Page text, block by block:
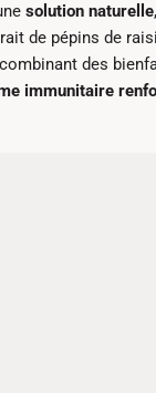
solution naturelle,
de pépins de
des
immunitaire